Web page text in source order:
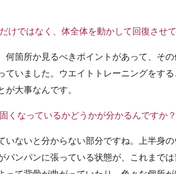
ではなく、体全体を動かして回復させ
何箇所か見るべきポイントがあって、そ
ていました。ウエイトトレーニングをす
が大事なんです。
なっているかどうかが分かるんですか？
いないと分からない部分ですね。上半身
パンパンに張っている状態が、これまで